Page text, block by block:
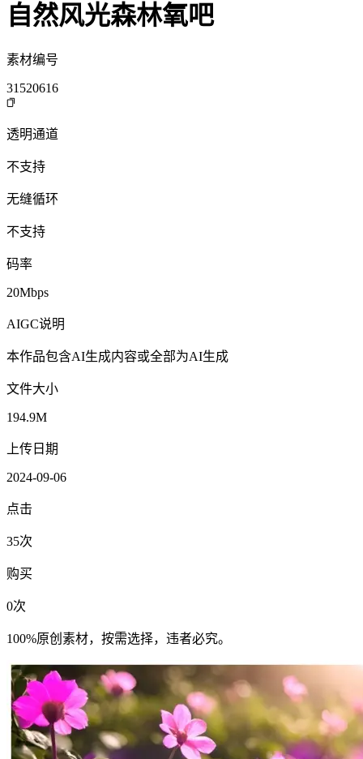
自然风光森林氧吧
素材编号
31520616
透明通道
不支持
无缝循环
不支持
码率
20Mbps
AIGC说明
本作品包含AI生成内容或全部为AI生成
文件大小
194.9M
上传日期
2024-09-06
点击
35次
购买
0次
100%原创素材，按需选择，违者必究。